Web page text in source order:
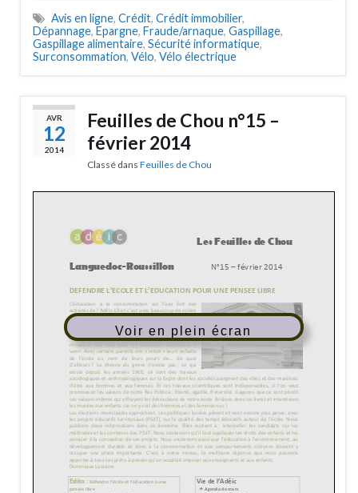
Avis en ligne, Crédit, Crédit immobilier,
Dépannage, Epargne, Fraude/arnaque, Gaspillage,
Gaspillage alimentaire, Sécurité informatique,
Surconsommation, Vélo, Vélo électrique
AVR
12
2014
Feuilles de Chou n°15 –
février 2014
Classé dans Feuilles de Chou
Voir en plein écran